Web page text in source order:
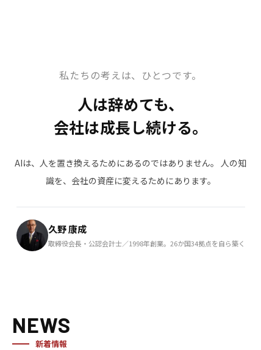
私たちの考えは、ひとつです。
人は辞めても、
会社は成長し続ける。
AIは、人を置き換えるためにあるのではありません。
人の知
識を、会社の資産に変えるためにあります。
久野 康成
取締役会長・公認会計士／1998年創業。26か国34拠点を自ら築く
NEWS
新着情報